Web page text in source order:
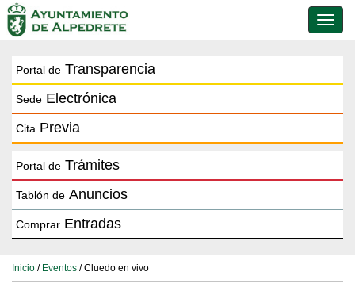
de
Portal de Transparencia
Sede Electrónica
Cita Previa
Portal de Trámites
Tablón de Anuncios
Comprar Entradas
Inicio / Eventos / Cluedo en vivo